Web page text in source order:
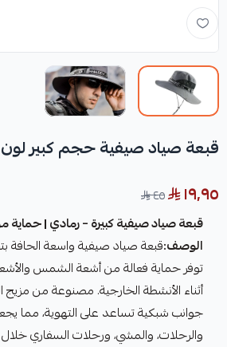
قبعة صياد صيفية حجم كبير
١٩٫٩٥
٤٥
قبعة صياد صيفية كبيرة – رمادي |
الوصف:قبعة صياد صيفية واسعة الحافة
توفر حماية فعالة من أشعة الشمس
أثناء الأنشطة الخارجية. مصنوعة من مزيج
جوانب شبكية تساعد على التهوية، مما
والرحلات، والمشي، ورحلات السفاري